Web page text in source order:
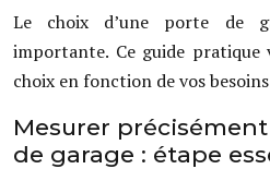
Le choix d’une porte de
importante. Ce guide pratique
choix en fonction de vos
Mesurer
de garage : étape